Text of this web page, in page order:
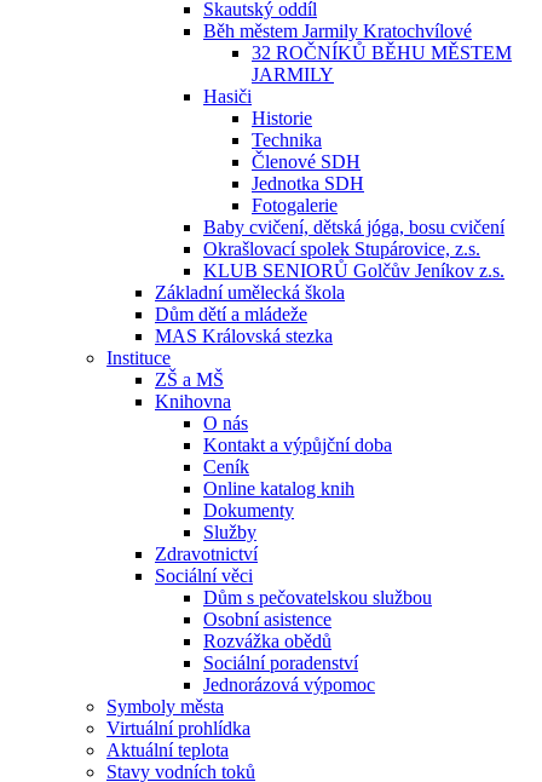
Skautský oddíl
Běh městem Jarmily Kratochvílové
32 ROČNÍKŮ BĚHU MĚSTEM
JARMILY
Hasiči
Historie
Technika
Členové SDH
Jednotka SDH
Fotogalerie
Baby cvičení, dětská jóga, bosu cvičení
Okrašlovací spolek Stupárovice, z.s.
KLUB SENIORŮ Golčův Jeníkov z.s.
Základní umělecká škola
Dům dětí a mládeže
MAS Královská stezka
Instituce
ZŠ a MŠ
Knihovna
O nás
Kontakt a výpůjční doba
Ceník
Online katalog knih
Dokumenty
Služby
Zdravotnictví
Sociální věci
Dům s pečovatelskou službou
Osobní asistence
Rozvážka obědů
Sociální poradenství
Jednorázová výpomoc
Symboly města
Virtuální prohlídka
Aktuální teplota
Stavy vodních toků